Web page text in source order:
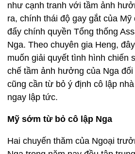
như cạnh tranh với tầm ảnh
ra, chính thái độ gay gắt của Mỹ
đẩy chính quyền Tổng thống
Nga. Theo chuyên gia Heng,
muốn giải quyết tình hình chiến
chế tầm ảnh hưởng của Nga
cũng cần từ bỏ ý định cô lập
ngay lập tức.
Mỹ sớm từ bỏ cô lập Nga
Hai chuyến thăm của Ngoại